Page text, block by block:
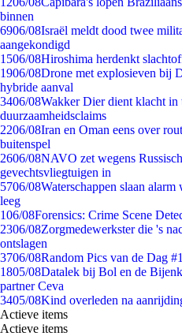
binnen
6906/08Israël meldt dood twee
aangekondigd
1506/08Hiroshima herdenkt
1906/08Drone met explosieven bij
hybride aanval
3406/08Wakker Dier dient klacht in
duurzaamheidsclaims
2206/08Iran en Oman eens over
buitenspel
2606/08NAVO zet wegens
gevechtsvliegtuigen in
5706/08Waterschappen slaan alarm
leeg
106/08Forensics: Crime Scene
2306/08Zorgmedewerkster die 's
ontslagen
3706/08Random Pics van de Dag
1805/08Datalek bij Bol en de
partner Ceva
3405/08Kind overleden na
Actieve items
Actieve items